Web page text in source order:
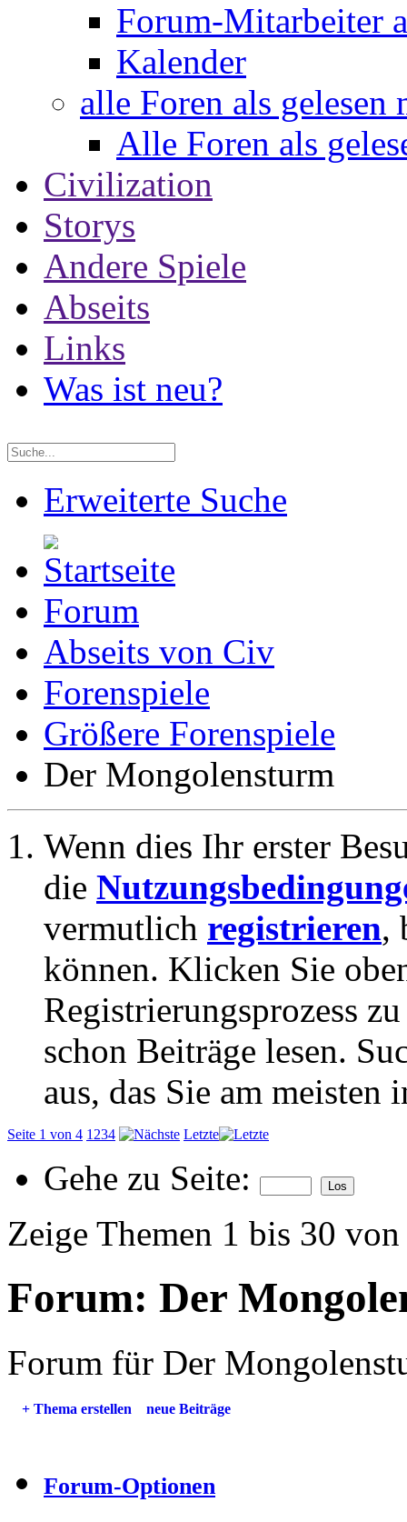
Forum-Mitarbeiter
Kalender
alle Foren als gelesen
Alle Foren als
Civilization
Storys
Andere Spiele
Abseits
Links
Was ist neu?
Erweiterte Suche
Forum
Abseits von Civ
Forenspiele
Größere Forenspiele
Der Mongolensturm
Wenn dies Ihr erster
die
vermutlich registrieren,
können. Klicken Sie
Registrierungsprozess
schon Beiträge lesen.
aus, das Sie am meisten
Seite 1 von 4 1 234 Letzte
Gehe zu Seite:
Zeige Themen 1 bis 30
Forum: Der
Forum für Der
+ Thema erstellen neue Beiträge
Forum-Optionen